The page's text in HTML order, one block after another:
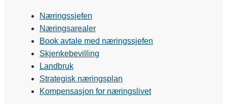
Næringssjefen
Næringsarealer
Book avtale med næringssjefen
Skjenkebevilling
Landbruk
Strategisk næringsplan
Kompensasjon for næringslivet